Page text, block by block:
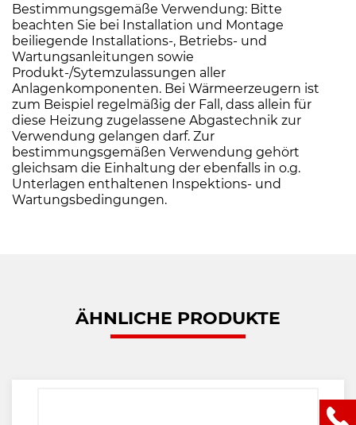
Bestimmungsgemäße Verwendung: Bitte
beachten Sie bei Installation und Montage
beiliegende Installations-, Betriebs- und
Wartungsanleitungen sowie
Produkt-/Sytemzulassungen aller
Anlagenkomponenten. Bei Wärmeerzeugern ist
zum Beispiel regelmäßig der Fall, dass allein für
diese Heizung zugelassene Abgastechnik zur
Verwendung gelangen darf. Zur
bestimmungsgemäßen Verwendung gehört
gleichsam die Einhaltung der ebenfalls in o.g.
Unterlagen enthaltenen Inspektions- und
Wartungsbedingungen.
ÄHNLICHE PRODUKTE